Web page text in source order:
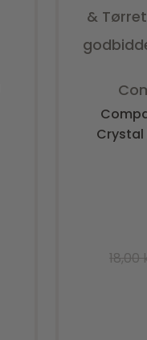
&
Crystal
18,00